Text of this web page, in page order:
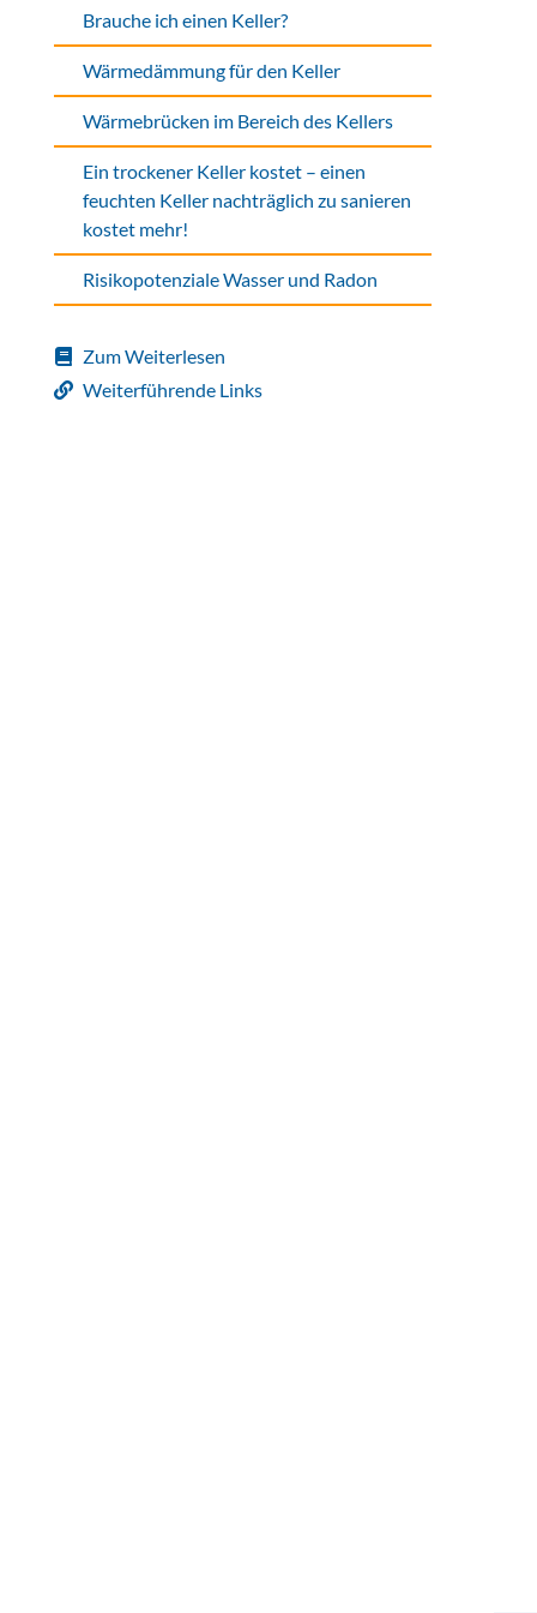
Brauche ich einen Keller?
Wärmedämmung für den Keller
Wärmebrücken im Bereich des Kellers
Ein trockener Keller kostet – einen
feuchten Keller nachträglich zu sanieren
kostet mehr!
Risikopotenziale Wasser und Radon
Zum Weiterlesen
Weiterführende Links